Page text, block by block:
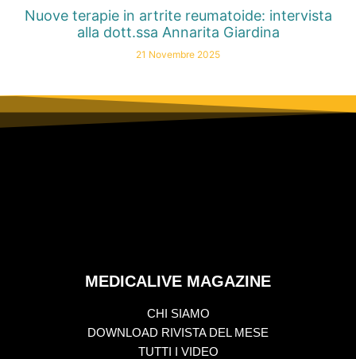
Nuove terapie in artrite reumatoide: intervista
alla dott.ssa Annarita Giardina
21 Novembre 2025
MEDICALIVE MAGAZINE
CHI SIAMO
DOWNLOAD RIVISTA DEL MESE
TUTTI I VIDEO